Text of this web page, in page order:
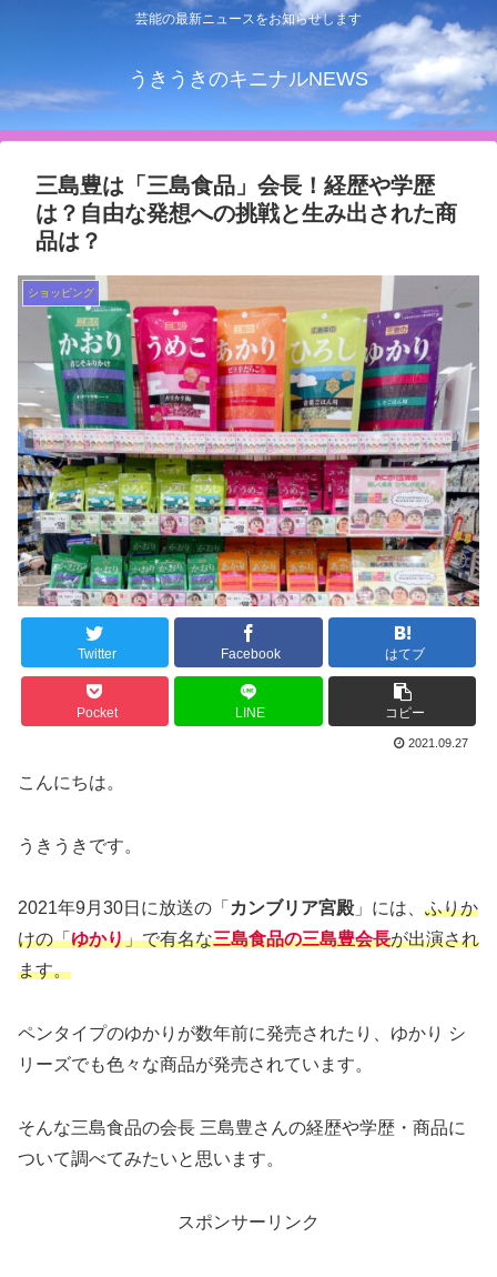
芸能の最新ニュースをお知らせします
うきうきのキニナルNEWS
三島豊は「三島食品」会長！経歴や学歴
は？自由な発想への挑戦と生み出された商
品は？
ショッピング
Twitter Facebook はてブ
Pocket LINE コピー
2021.09.27
こんにちは。
うきうきです。
2021年9月30日に放送の「 カンブリア宮殿」には、 ふりか
けの「ゆかり」で有名な三島食品の三島豊会長が出演され
ます。
ペンタイプのゆかりが数年前に発売されたり、ゆかり シ
リーズでも色々な商品が発売されています。
そんな三島食品の会長 三島豊さんの経歴や学歴・商品に
ついて調べてみたいと思います。
スポンサーリンク